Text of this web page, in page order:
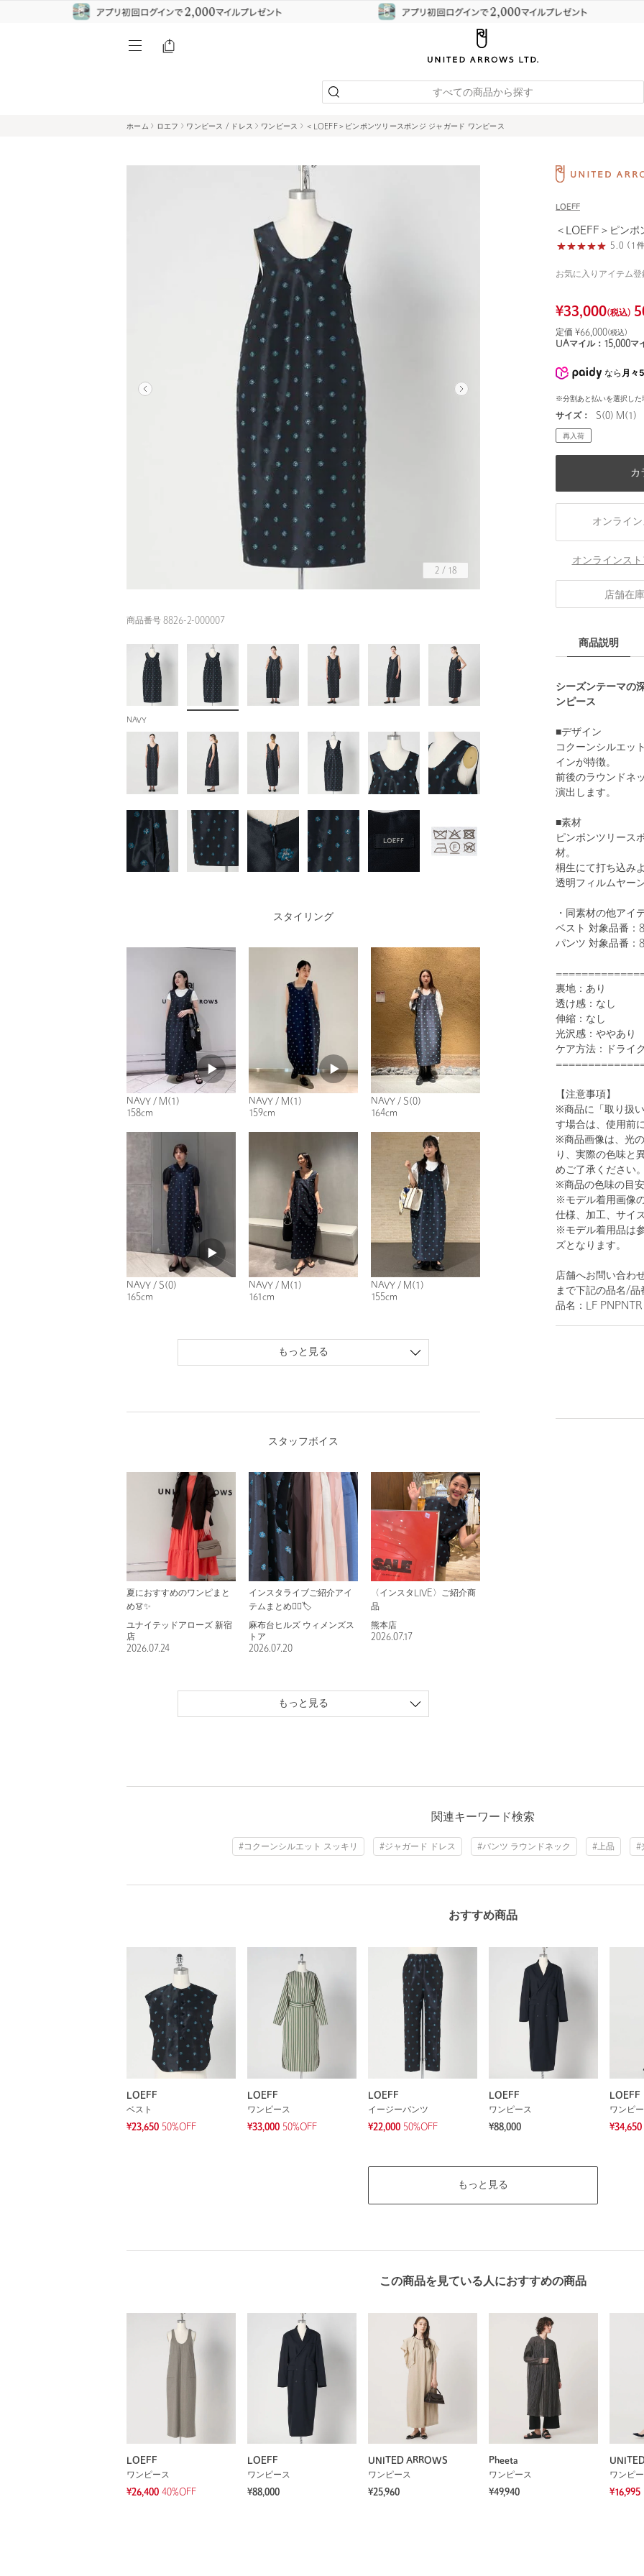
すべての商品から探す
ホーム ロエフ ワンピース / ドレス ワンピース ＜LOEFF＞ピンポンツリースポンジ ジャガード ワンピース
2 / 18
商品番号 8826-2-000007
NAVY
LOEFF
＜LOEFF＞ピンポ
5.0 (1
お気に入りアイテム登
¥33,000(税込)
定価 ¥66,000(税込)
UAマイル： 15,000マ
なら 月々
※分割あと払いを選択した
サイズ： S(0) M(1)
再入荷
カ
オンライ
オンラインス
店舗在庫
商品説明
シーズンテーマの
ンピース
■デザイン
コクーンシルエッ
インが特徴。
前後のラウンドネ
演出します。
■素材
ピンポンツリース
材。
桐生にて打ち込み
透明フィルムヤー
・同素材の他アイ
ベスト 対象品番：
パンツ 対象品番：
裏地：あり
透け感：なし
伸縮：なし
光沢感：ややあり
ケア方法：ドライ
【注意事項】
※商品に「取り扱
す場合は、使用前
※商品画像は、光
り、実際の色味と
めご了承ください。
※商品の色味の目
※モデル着用画像
仕様、加工、サイ
※モデル着用品は
ズとなります。
店舗へお問い合わ
まで下記の品名/品
品名：LF
スタイリング
NAVY / M(1)
158cm
NAVY / M(1)
159cm
NAVY / S(0)
164cm
NAVY / S(0)
165cm
NAVY / M(1)
161cm
NAVY / M(1)
155cm
もっと見る
スタッフボイス
夏におすすめのワンピまと
め👗✨
ユナイテッドアローズ 新宿
店
2026.07.24
インスタライブご紹介アイ
テムまとめ🙂‍↕️🏷️
麻布台ヒルズ ウィメンズス
トア
2026.07.20
〈インスタLIVE〉ご紹介商
品
熊本店
2026.07.17
もっと見る
関連キーワード検索
#コクーンシルエット スッキリ #ジャガード ドレス #パンツ ラウンドネック #上品 #
おすすめ商品
LOEFF
ベスト
¥23,650 50%OFF
LOEFF
ワンピース
¥33,000 50%OFF
LOEFF
イージーパンツ
¥22,000 50%OFF
LOEFF
ワンピース
¥88,000
LOEFF
ワンピ
¥34,650
もっと見る
この商品を見ている人におすすめの商品
LOEFF
ワンピース
¥26,400 40%OFF
LOEFF
ワンピース
¥88,000
UNITED ARROWS
ワンピース
¥25,960
Pheeta
ワンピース
¥49,940
ワンピ
¥16,995
NAVY